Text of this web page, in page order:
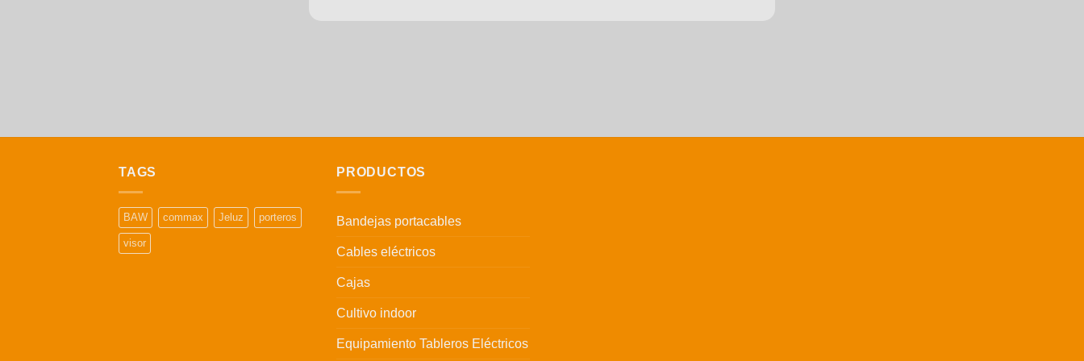
TAGS
BAW commax Jeluz porteros
visor
PRODUCTOS
Bandejas portacables
Cables eléctricos
Cajas
Cultivo indoor
Equipamiento Tableros Eléctricos